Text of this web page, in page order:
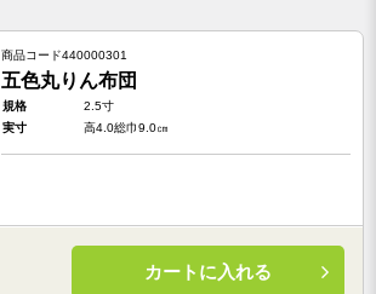
商品コード440000301
五色丸りん布団
規格
2.5寸
実寸
高4.0総巾9.0㎝
カートに入れる